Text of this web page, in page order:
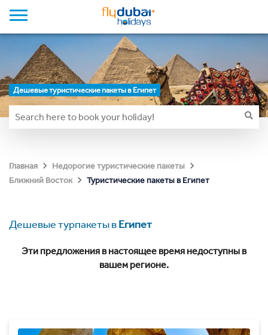
Дешевые туристические пакеты в Египет
Главная
Недорогие туристические пакеты
Ближний Восток
Туристические пакеты в Египет
Дешевые турпакеты вЕгипет
Эти предложения в настоящее время недоступны в
вашем регионе.